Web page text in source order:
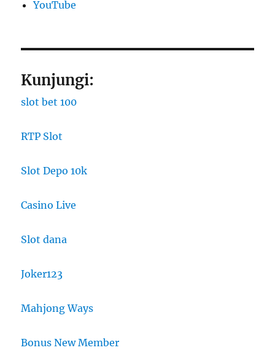
YouTube
Kunjungi:
slot bet 100
RTP Slot
Slot Depo 10k
Casino Live
Slot dana
Joker123
Mahjong Ways
Bonus New Member